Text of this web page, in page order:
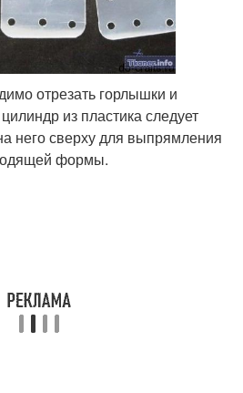
отрезать горлышки и
из пластика следует
него сверху для выпрямления
формы.